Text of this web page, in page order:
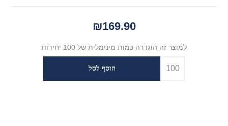
₪169.90
למוצר זה הוגדרה כמות מינימלית של 100 יחידות